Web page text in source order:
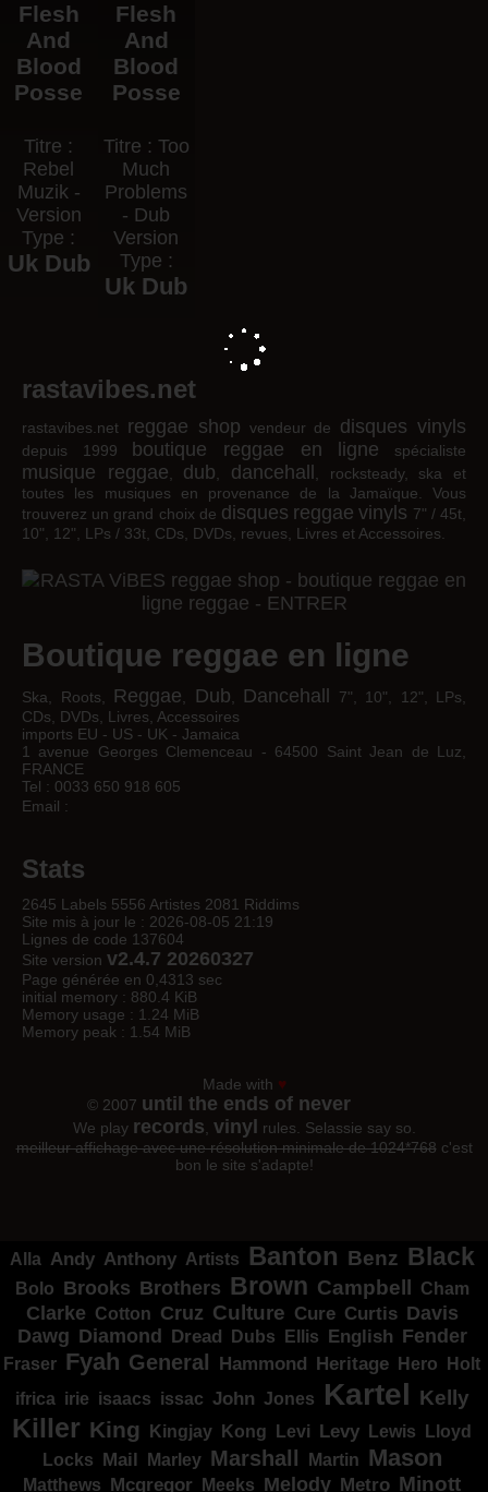
Flesh
And
Blood
Posse
Titre :
Rebel
Muzik -
Version
Type :
Uk Dub
Flesh
And
Blood
Posse
Titre : Too
Much
Problems
- Dub
Version
Type :
Uk Dub
rastavibes.net
rastavibes.net reggae shop vendeur de disques vinyls
depuis 1999 boutique reggae en ligne spécialiste
musique reggae dub dancehall
, rocksteady, ska et
toutes les musiques en provenance de la Jamaïque. Vous
trouverez un grand choix de disques reggae vinyls 7" / 45t,
10", 12", LPs / 33t, CDs, DVDs, revues, Livres et Accessoires.
Boutique reggae en ligne
Ska, Roots, Reggae Dub Dancehall
7", 10", 12", LPs,
CDs, DVDs, Livres, Accessoires
imports EU - US - UK - Jamaica
1 avenue Georges Clemenceau - 64500 Saint Jean de Luz,
FRANCE
Tel : 0033 650 918 605
Email :
Stats
2645 Labels 5556 Artistes 2081 Riddims
Site mis à jour le : 2026-08-05 21:19
Lignes de code 137604
Site version v2.4.7 20260327
Page générée en 0,4313 sec
initial memory : 880.4 KiB
Memory usage : 1.24 MiB
Memory peak : 1.54 MiB
Made with ♥
© 2007 until the ends of never
We play records vinyl
rules. Selassie say so.
meilleur affichage avec une résolution minimale de 1024*768c'est
bon le site s'adapte!
Alla Andy Anthony Artists Banton Benz Black
Bolo Brooks Brothers Brown Campbell Cham
Clarke Cotton Cruz Culture Cure Curtis Davis
Dawg Diamond Dread Dubs Ellis English Fender
Fraser Fyah General Hammond Heritage Hero
Holt
ifrica irie isaacs issac John Jones Kartel Kelly
Killer King Kingjay Kong Levi Levy Lewis
Lloyd
Locks Mail Marley Marshall Martin Mason
Matthews Mcgregor Meeks Melody Metro Minott